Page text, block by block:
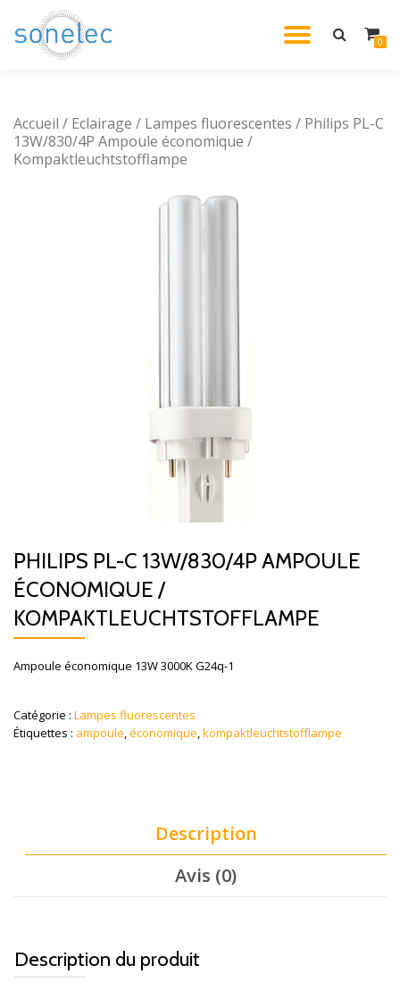
Aller
0
Accueil / Eclairage / Lampes fluorescentes / Philips PL-C
13W/830/4P Ampoule économique /
Kompaktleuchtstofflampe
PHILIPS PL-C 13W/830/4P AMPOULE
ÉCONOMIQUE /
KOMPAKTLEUCHTSTOFFLAMPE
Ampoule économique 13W 3000K G24q-1
Catégorie : Lampes fluorescentes
Étiquettes : ampoule,économique,kompaktleuchtstofflampe
Description
Avis (0)
Description du produit